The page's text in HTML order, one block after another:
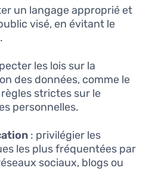
un langage approprié et
visé, en évitant le
les lois sur la
des données, comme le
règles strictes sur le
personnelles.
: privilégier les
les plus fréquentées par
sociaux, blogs ou